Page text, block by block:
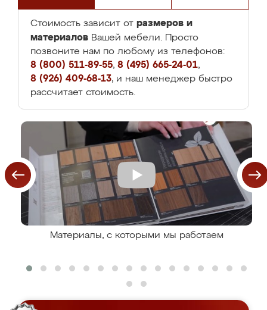
Стоимость зависит от размеров и
материалов Вашей мебели. Просто
позвоните нам по любому из телефонов:
8 (800) 511-89-55, 8 (495) 665-24-01,
8 (926) 409-68-13, и наш менеджер быстро
рассчитает стоимость.
Материалы, с которыми мы работаем